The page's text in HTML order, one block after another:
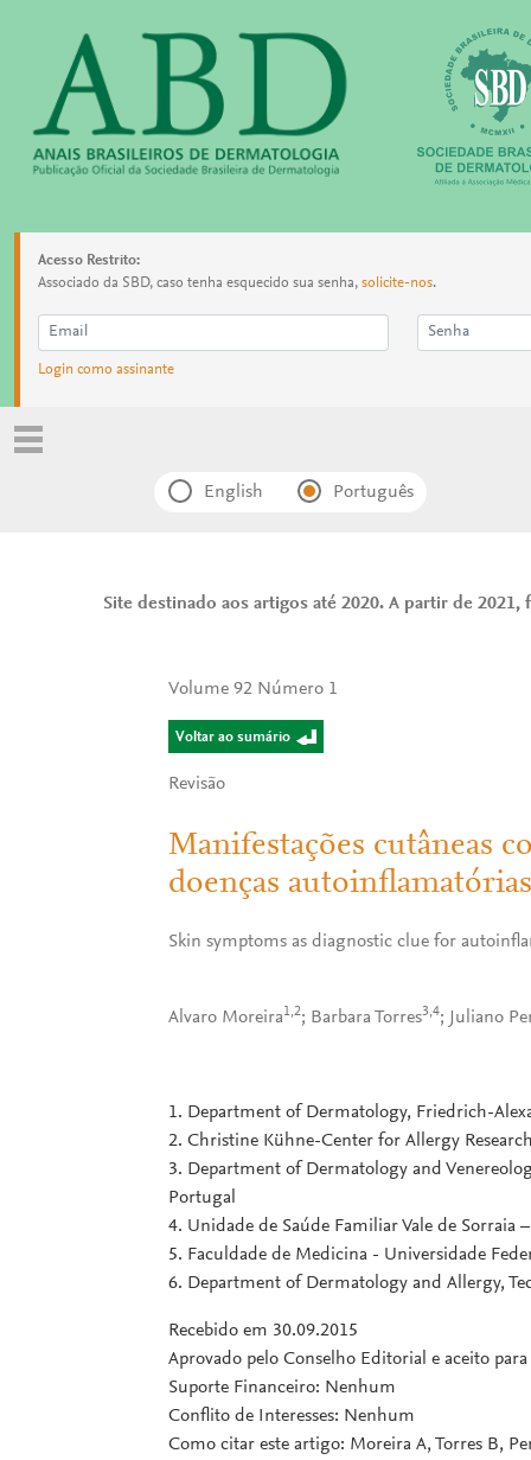
Acesso Restrito:
Associado da SBD, caso tenha esquecido sua senha, solicite-nos.
Login como assinante
English Português
Site destinado aos artigos até 2020. A partir de
Volume 92 Número 1
Voltar ao sumário
Revisão
Manifestações cutâneas
doenças autoinflamatórias
Skin symptoms as diagnostic clue for
Alvaro Moreira1,2; Barbara Torres3,4; Juliano
1. Department of Dermatology, Friedrich-
2. Christine Kühne-Center for Allergy
3. Department of Dermatology and
Portugal
4. Unidade de Saúde Familiar Vale de Sorraia
5. Faculdade de Medicina - Universidade
6. Department of Dermatology and Allergy,
Recebido em 30.09.2015
Aprovado pelo Conselho Editorial e aceito
Suporte Financeiro: Nenhum
Conflito de Interesses: Nenhum
Como citar este artigo: Moreira A, Torres B,